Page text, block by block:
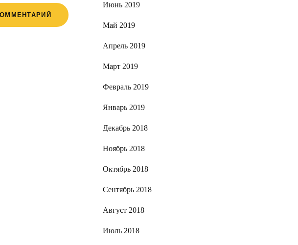
Июнь 2019
Май 2019
Апрель 2019
Март 2019
Февраль 2019
Январь 2019
Декабрь 2018
Ноябрь 2018
Октябрь 2018
Сентябрь 2018
Август 2018
Июль 2018